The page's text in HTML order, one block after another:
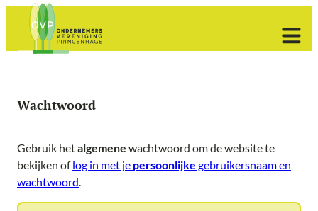
Wachtwoord
Gebruik hetalgemene wachtwoord om de website te
bekijken oflog in met je persoonlijke gebruikersnaam en
wachtwoord